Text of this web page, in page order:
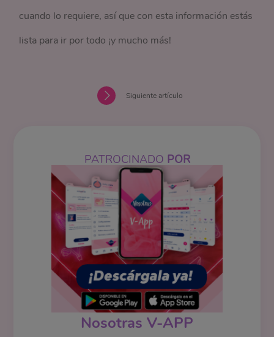
cuando lo requiere, así que con esta información estás
lista para ir por todo ¡y mucho más!
Siguiente artículo
PATROCINADO POR
Nosotras V-APP